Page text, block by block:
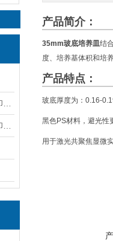
产品简介：
35mm玻底培养皿结
度、培养基体积和培
产品特点：
玻底厚度为：0.16-
黑色PS材料，避光性
用于激光共聚焦显微